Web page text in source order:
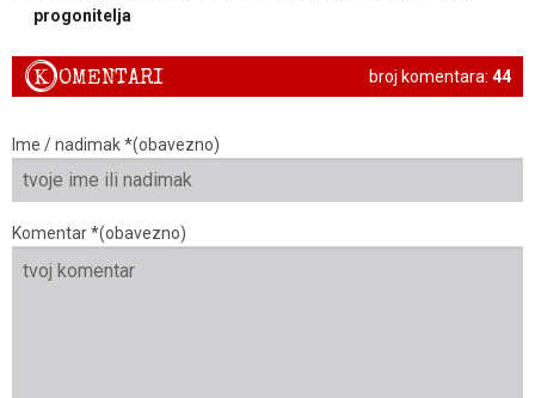
progonitelja
broj komentara: 44
KOMENTARI
Ime / nadimak *(obavezno)
Komentar *(obavezno)